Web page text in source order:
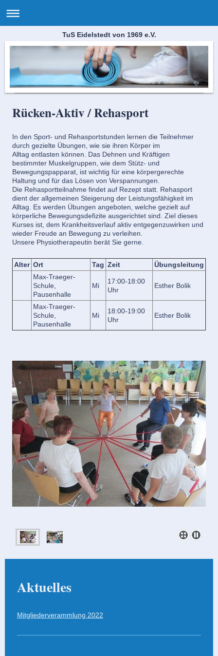
TuS Eidelstedt von 1969 e.V.
Rücken-Aktiv / Rehasport
In den Sport- und Rehasportstunden lernen die Teilnehmer
durch gezielte Übungen, wie sie ihren Körper im
Alltag entlasten können. Das Dehnen und Kräftigen
bestimmter Muskelgruppen, wie dem Stütz- und
Bewegungspapparat, ist wichtig für eine körpergerechte
Haltung und für das Lösen von Verspannungen.
Die Rehasportteilnahme findet auf Rezept statt. Rehasport
dient der allgemeinen Steigerung der Leistungsfähigkeit im
Alltag. Es werden Übungen angeboten, welche gezielt auf
körperliche Bewegungsdefizite ausgerichtet sind. Ziel dieses
Kurses ist, dem Krankheitsverlauf aktiv entgegenzuwirken und
wieder Freude an Bewegung zu verleihen.
Unsere Physiotherapeutin berät Sie gerne.
Alter Ort Tag Zeit
Übungsleitung
Max-Traeger-
Schule,
Pausenhalle
Mi
17:00-18:00
Uhr
Esther Bolik
Max-Traeger-
Schule,
Pausenhalle
Mi
18:00-19:00
Uhr
Esther Bolik
Aktuelles
Mitgliederverammlung 2022